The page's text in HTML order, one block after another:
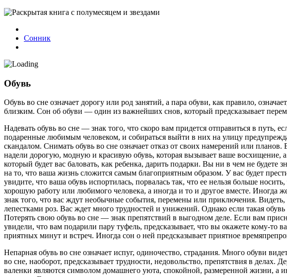
Сонник
Обувь
Обувь во сне означает дорогу или род занятий, а пара обуви, как правило,
близким. Сон об обуви — один из важнейших снов, который предсказывает
Надевать обувь во сне — знак того, что скоро вам придется отправиться в путь,
подаренные любимым человеком, и собираться выйти в них на улицу
скандалом. Снимать обувь во сне означает отказ от своих намерений или
надели дорогую, модную и красивую обувь, которая вызывает ваше
который будет вас баловать, как ребенка, дарить подарки. Вы ни в чем не будете
на то, что ваша жизнь сложится самым благоприятным образом. У вас будет
увидите, что ваша обувь испортилась, порвалась так, что ее нельзя больше
хорошую работу или любимого человека, а иногда и то и другое вместе. Иногда
знак того, что вас ждут необычные события, перемены или приключения.
лепестками роз. Вас ждет много трудностей и унижений. Однако если такая обувь
Потерять свою обувь во сне — знак препятствий в выгодном деле. Если вам
увидели, что вам подарили пару туфель, предсказывает, что вы окажете кому-то
приятных минут и встреч. Иногда сон о ней предсказывает приятное
Непарная обувь во сне означает испуг, одиночество, страдания. Много обуви
во сне, наоборот, предсказывает трудности, недовольство, препятствия в
валенки являются символом домашнего уюта, спокойной, размеренной жизни, а